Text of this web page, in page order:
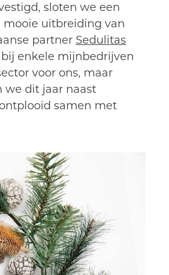
sloten we een
mooie uitbreiding van
partner Sedulitas
enkele mijnbedrijven
voor ons, maar
we dit jaar naast
samen met